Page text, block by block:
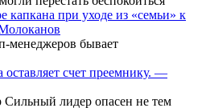
капкана при уходе из «семьи» к
менеджеров бывает
счет преемнику. —
лидер опасен не тем